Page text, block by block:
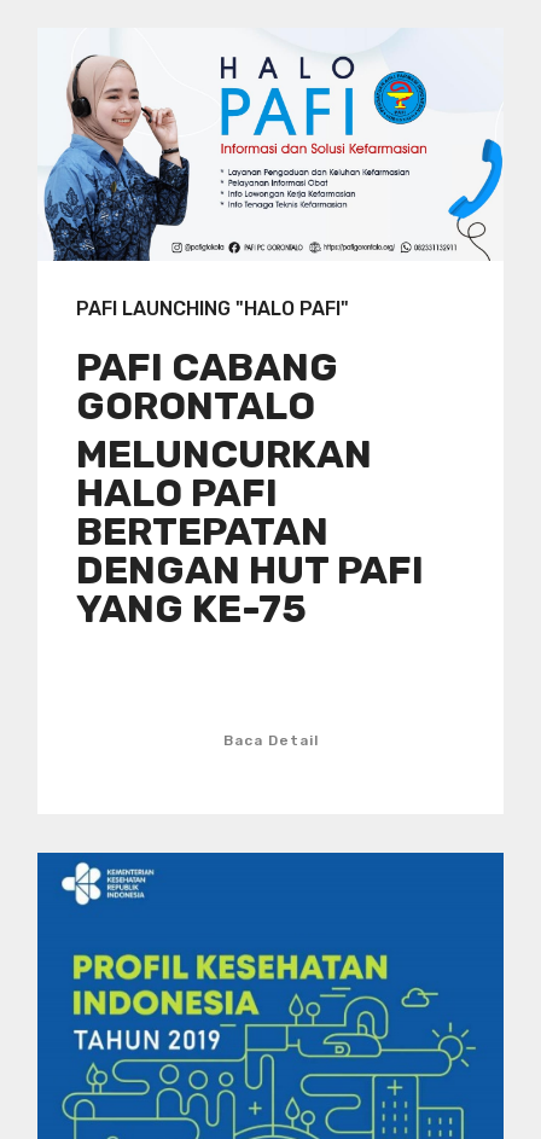
PAFI LAUNCHING "HALO PAFI"
PAFI CABANG
GORONTALO
MELUNCURKAN
HALO PAFI
BERTEPATAN
DENGAN HUT PAFI
YANG KE-75
Baca Detail